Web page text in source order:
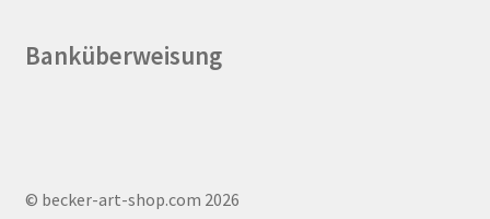
Banküberweisung
© becker-art-shop.com 2026